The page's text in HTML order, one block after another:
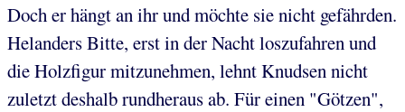
Doch er hängt an ihr und möchte sie nicht gefährden.
Helanders Bitte, erst in der Nacht loszufahren und
die Holzfigur mitzunehmen, lehnt Knudsen nicht
zuletzt deshalb rundheraus ab. Für einen "Götzen",